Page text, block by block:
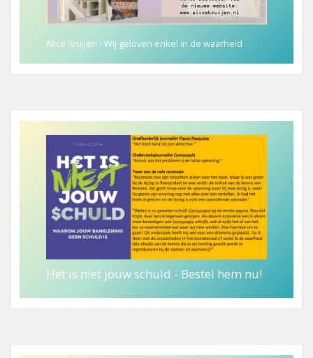
Alice Kruijen - Wij geloven enkel in de waarheid
Het is niet jouw schuld - Bestel hem nu!